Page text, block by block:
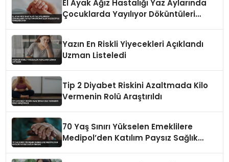
El Ayak Ağız Hastalığı Yaz Aylarında
Çocuklarda Yayılıyor Döküntüleri
Yazın En Riskli Yiyecekleri Açıklandı
Uzman Listeledi
Tip 2 Diyabet Riskini Azaltmada Kilo
Vermenin Rolü Araştırıldı
70 Yaş Sınırı Yükselen Emeklilere
Medipol’den Katılım Paysız Sağlık